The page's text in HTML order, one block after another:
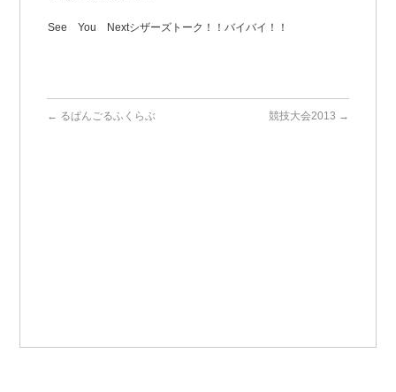
See You Nextシザーズトーク！！バイバイ！！
← るぱんごるふくらぶ 競技大会2013 →